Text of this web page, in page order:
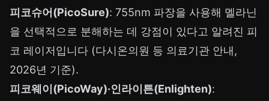
피코슈어(PicoSure): 755nm 파장을 사용해 멜라닌
을 선택적으로 분해하는 데 강점이 있다고 알려진 피
코 레이저입니다 (다시온의원 등 의료기관 안내,
2026년 기준).
피코웨이(PicoWay)·인라이튼(Enlighten):